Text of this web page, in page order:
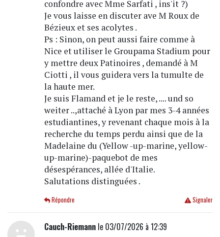
confondre avec Mme Sarfati , ins'it ?)
Je vous laisse en discuter ave M Roux de
Bézieux et ses acolytes .
Ps : Sinon, on peut aussi faire comme à
Nice et utiliser le Groupama Stadium pour
y mettre deux Patinoires , demandé à M
Ciotti , il vous guidera vers la tumulte de
la haute mer.
Je suis Flamand et je le reste, .... und so
weiter ..,attaché à Lyon par mes 3-4 années
estudiantines, y revenant chaque mois à la
recherche du temps perdu ainsi que de la
Madelaine du (Yellow -up-marine, yellow-
up-marine)-paquebot de mes
désespérances, allée d'Italie.
Salutations distinguées .
Signaler
Répondre
Cauch-Riemannle 03/07/2026 à 12:39